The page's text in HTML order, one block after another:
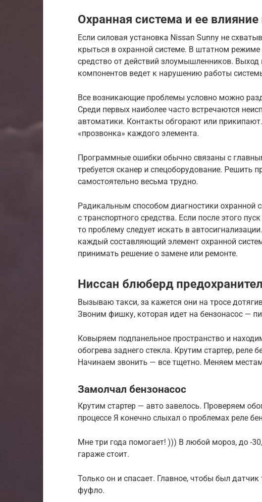
Охранная система и ее влияние
Если силовая установка Nissan Sunny не
крыться в охранной системе. В штатном
средство от действий злоумышленников. Выход
компонентов ведет к нарушению работы
Все возникающие проблемы условно можно
Среди первых наиболее часто встречаются
автоматики. Контакты обгорают или
«прозвонка» каждого элемента.
Программные ошибки обычно связаны с
требуется сканер и спецоборудование. Решить
самостоятельно весьма трудно.
Радикальным способом диагностики охранной
с транспортного средства. Если после этого
то проблему следует искать в
каждый составляющий элемент охранной
принимать решение о замене или ремонте.
Ниссан блюберд
Вызываю такси, за кажется они на тросе
Звоним фишку, которая идет на бензонасос —
Ковыряем подпанельное пространство и
обогрева заднего стекла. Крутим стартер, реле
Начинаем звонить — все тщетно. Меняем
Замолчал бензонасос
Крутим стартер — авто завелось. Проверяем
процессе Я конечно слыхал о проблемах реле
Мне три года помогает! ))) В любой мороз, до -
гараже стоит.
Только он и спасает. Главное, чтобы был
фуфло.